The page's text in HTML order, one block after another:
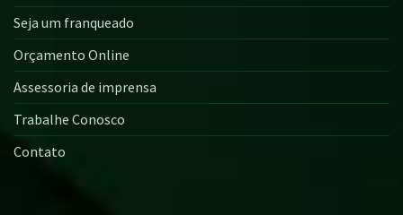
Seja um franqueado
Orçamento Online
Assessoria de imprensa
Trabalhe Conosco
Contato